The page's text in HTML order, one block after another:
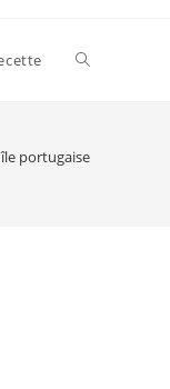
Toggle
portugaise